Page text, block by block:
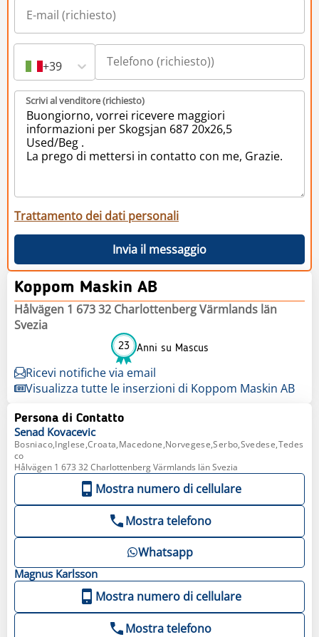
+39
Scrivi al venditore (richiesto)
Trattamento dei dati personali
Invia il messaggio
Koppom Maskin AB
Hålvägen 1 673 32 Charlottenberg Värmlands län
Svezia
23 Anni su Mascus
Ricevi notifiche via email
Visualizza tutte le inserzioni di Koppom Maskin AB
Persona di Contatto
Senad Kovacevic
Bosniaco,Inglese,Croata,Macedone,Norvegese,Serbo,Svedese,Tedes
co
Hålvägen 1 673 32 Charlottenberg Värmlands län Svezia
Mostra numero di cellulare
Mostra telefono
Whatsapp
Magnus Karlsson
Mostra numero di cellulare
Mostra telefono